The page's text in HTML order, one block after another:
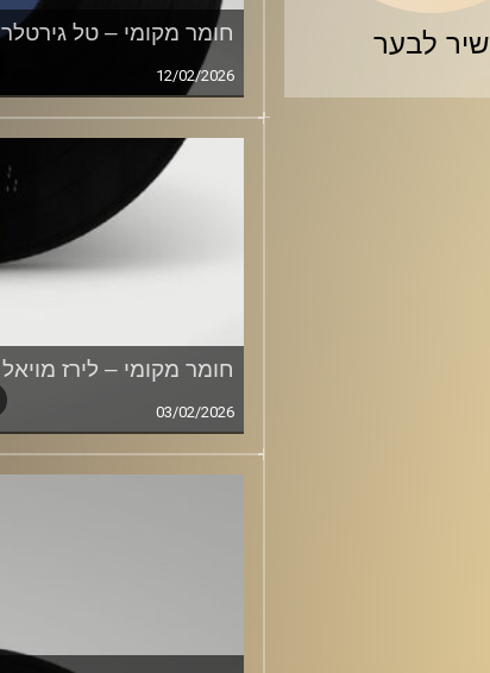
שיר לבער חומר מקומי – טל גירטלר
12/02/2026
חומר מקומי – לירז מויאל
03/02/2026